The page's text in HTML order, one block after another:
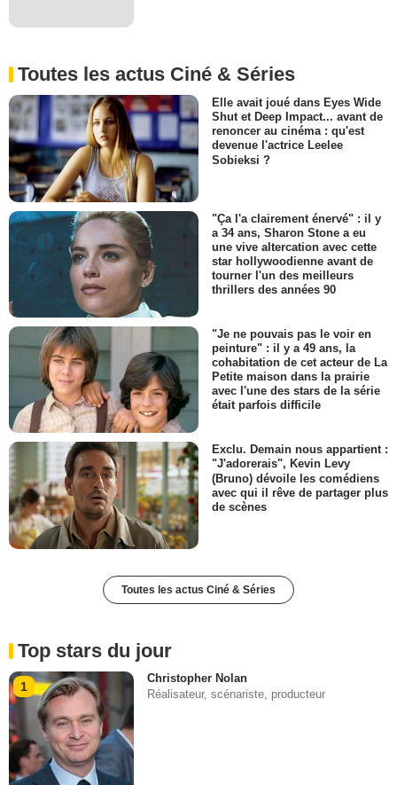
Toutes les actus Ciné & Séries
Elle avait joué dans Eyes Wide
Shut et Deep Impact... avant de
renoncer au cinéma : qu'est
devenue l'actrice Leelee
Sobieksi ?
"Ça l'a clairement énervé" : il y
a 34 ans, Sharon Stone a eu
une vive altercation avec cette
star hollywoodienne avant de
tourner l'un des meilleurs
thrillers des années 90
"Je ne pouvais pas le voir en
peinture" : il y a 49 ans, la
cohabitation de cet acteur de La
Petite maison dans la prairie
avec l'une des stars de la série
était parfois difficile
Exclu. Demain nous appartient :
"J'adorerais", Kevin Levy
(Bruno) dévoile les comédiens
avec qui il rêve de partager plus
de scènes
Toutes les actus Ciné & Séries
Top stars du jour
1
Christopher Nolan
Réalisateur, scénariste, producteur